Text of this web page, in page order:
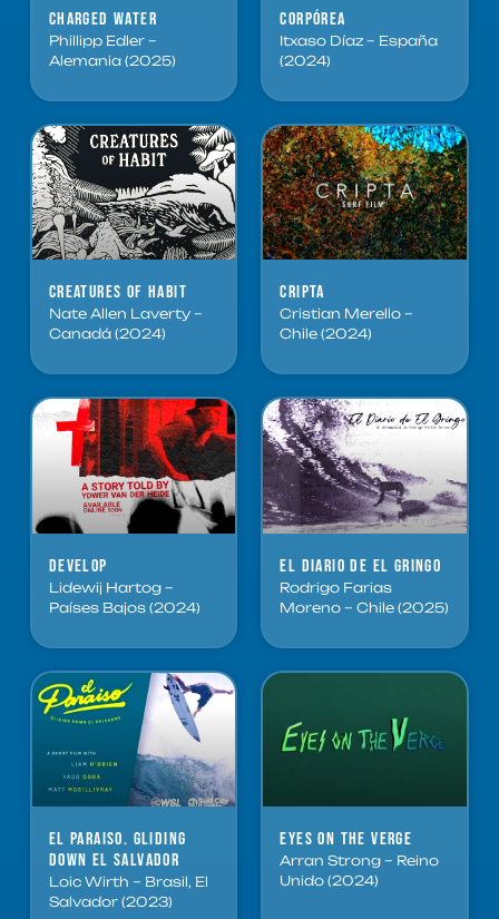
Charged Water
Phillipp Edler –
Alemania (2025)
Corpórea
Itxaso Díaz – España
(2024)
Creatures of Habit
Nate Allen Laverty –
Canadá (2024)
Cripta
Cristian Merello –
Chile (2024)
Develop
Lidewij Hartog –
Países Bajos (2024)
El Diario de el Gringo
Rodrigo Farias
Moreno – Chile (2025)
El Paraiso. Gliding
down El Salvador
Loic Wirth – Brasil, El
Salvador (2023)
Eyes on the Verge
Arran Strong – Reino
Unido (2024)